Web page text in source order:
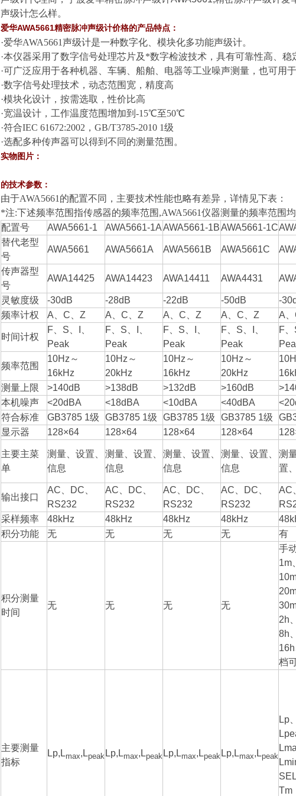
声级计怎么样。
爱华AWA5661精密脉冲声级计价格的产品特点：
·爱华AWA5661声级计是一种数字化、模块化多功能声级计。
·本仪器采用了数字信号处理芯片及*数字检波技术，具有可靠性高、稳
·可广泛应用于各种机器、车辆、船舶、电器等工业噪声测量，也可用
·数字信号处理技术，动态范围宽，精度高
·模块化设计，按需选取，性价比高
·宽温设计，工作温度范围增加到-15℃至50℃
·符合IEC 61672:2002，GB/T3785-2010 1级
·选配多种传声器可以得到不同的测量范围。
实物图片：
的技术参数：
由于AWA5661的配置不同，主要技术性能也略有差异，详情见下表：
*注:下述频率范围指传感器的频率范围,AWA5661仪器测量的频率范围均
配置号
AWA5661-1 AWA5661-1AAWA5661-1BAWA5661-1C
替代老型
号
AWA5661 AWA5661A AWA5661B AWA5661C
传声器型
号
AWA14425 AWA14423 AWA14411 AWA4431
灵敏度级 -30dB -28dB -22dB -50dB -
频率计权
A、C、Z A、C、Z A、C、Z A、C、Z A
时间计权
F、S、I、
Peak
F、S、I、
Peak
F、S、I、
Peak
F、S、I、
Peak
F、
频率范围
10Hz～
16kHz
10Hz～
20kHz
10Hz～
16kHz
10Hz～
20kHz
测量上限 >140dB >138dB >132dB >160dB
本机噪声
<20dBA <18dBA <10dBA <40dBA
符合标准
GB3785 1级 GB3785 1级 GB3785 1级 GB3785 1级
显示器
128×64 128×64 128×64 128×64
主要主菜
单
测量、设置、
信息
测量、设置、
信息
测量、设置、
信息
测量、设置、
信息
测
置
输出接口
AC、DC、
RS232
AC、DC、
RS232
AC、DC、
RS232
AC、DC、
RS232
AC
采样频率 48kHz 48kHz 48kHz 48kHz
积分功能
无 无 无 无 有
积分测量
时间
无 无 无 无
手
1m
10m
20m
2h
8h
档
主要测量
指标
Lp,Lmax,Lpeak Lp,Lmax,Lpeak Lp,Lmax,Lpeak Lp,Lmax,Lpeak
Lp
Tm